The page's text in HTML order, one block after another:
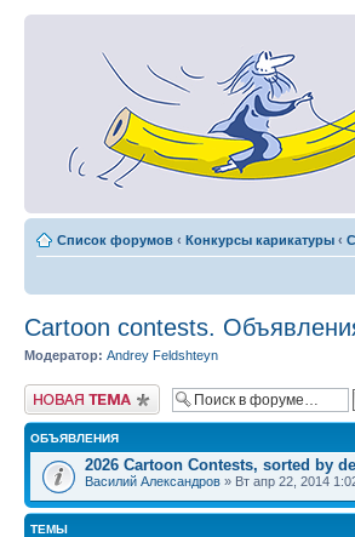
Список форумов ‹ Конкурсы карикатуры ‹
Cartoon contests.
Модератор: Andrey Feldshteyn
Новая тема
ОБЪЯВЛЕНИЯ
2026 Cartoon Contests, sorted by
Василий Александров » Вт апр 22, 2014
ТЕМЫ